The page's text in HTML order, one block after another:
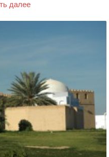
далее